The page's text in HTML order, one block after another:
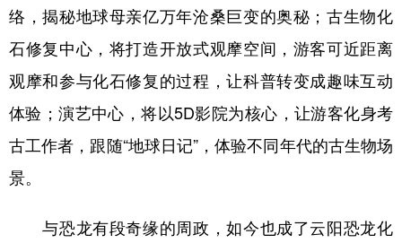
络，揭秘地球母亲亿万年沧桑巨变的奥秘；古生物化
石修复中心，将打造开放式观摩空间，游客可近距离
观摩和参与化石修复的过程，让科普转变成趣味互动
体验；演艺中心，将以5D影院为核心，让游客化身考
古工作者，跟随“地球日记”，体验不同年代的古生物场
景。
与恐龙有段奇缘的周政，如今也成了云阳恐龙化